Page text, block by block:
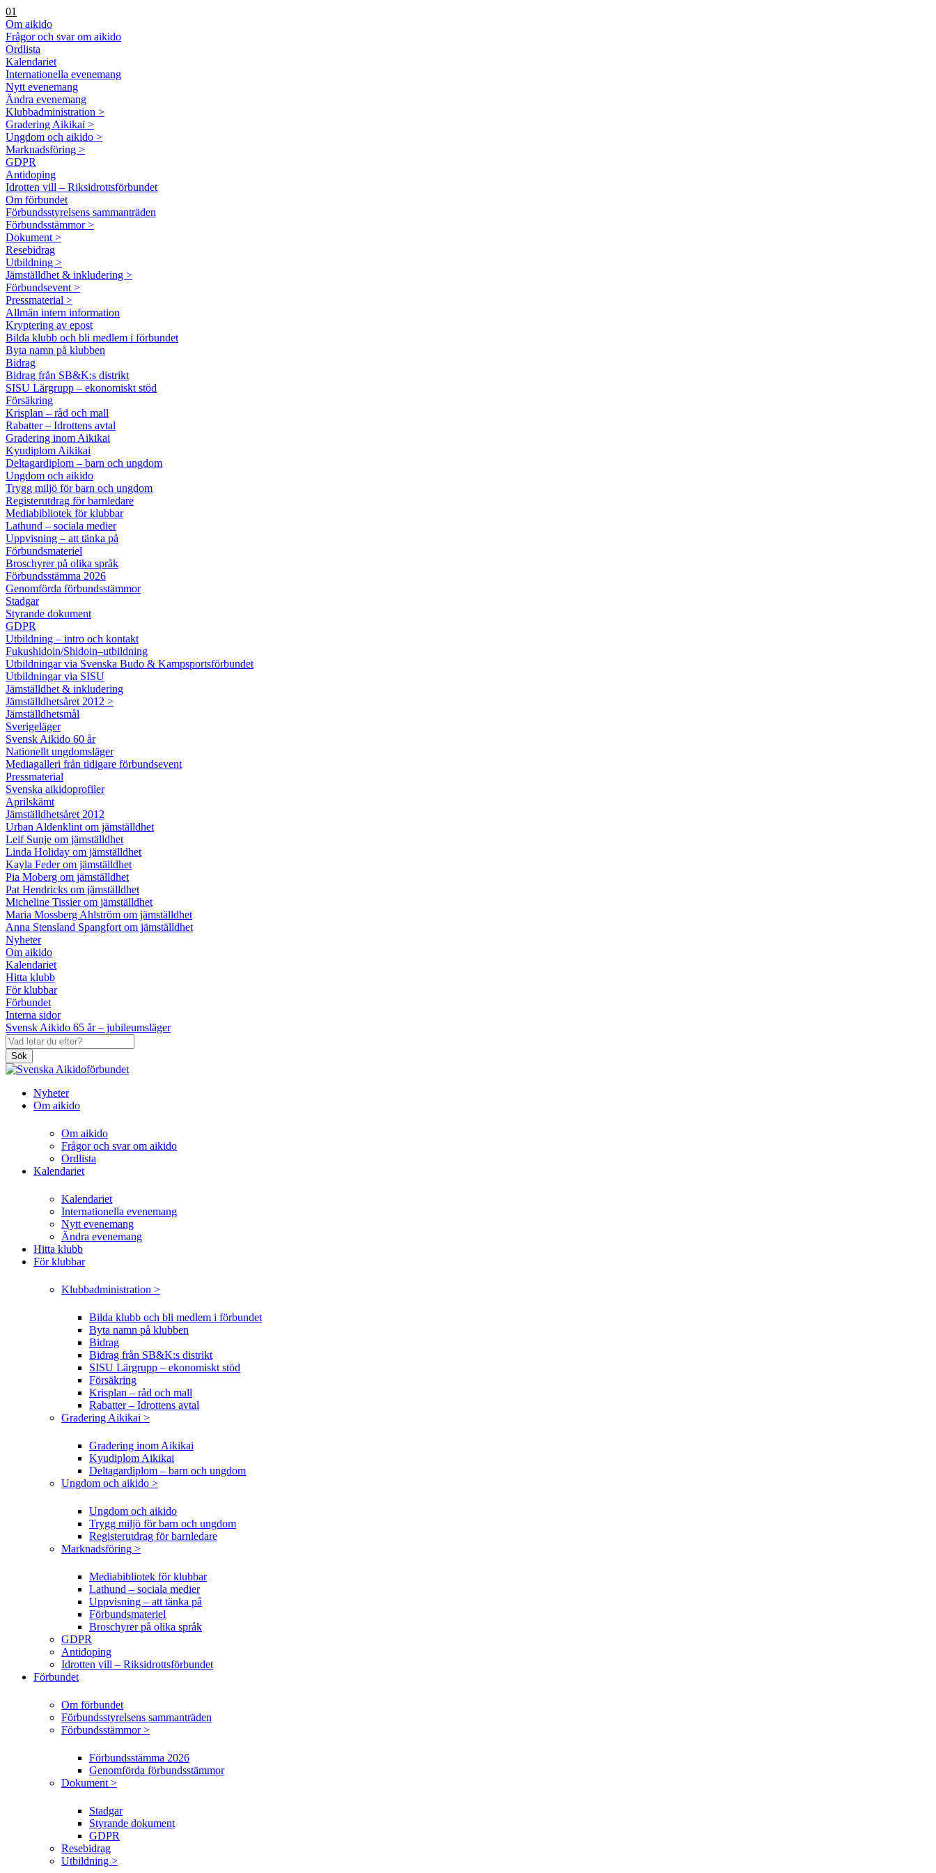
01
Om aikido
Frågor och svar om aikido
Ordlista
Kalendariet
Internationella evenemang
Nytt evenemang
Ändra evenemang
Klubbadministration >
Gradering Aikikai >
Ungdom och aikido >
Marknadsföring >
GDPR
Antidoping
Idrotten vill – Riksidrottsförbundet
Om förbundet
Förbundsstyrelsens sammanträden
Förbundsstämmor >
Dokument >
Resebidrag
Utbildning >
Jämställdhet & inkludering >
Förbundsevent >
Pressmaterial >
Allmän intern information
Kryptering av epost
Bilda klubb och bli medlem i förbundet
Byta namn på klubben
Bidrag
Bidrag från SB&K:s distrikt
SISU Lärgrupp – ekonomiskt stöd
Försäkring
Krisplan – råd och mall
Rabatter – Idrottens avtal
Gradering inom Aikikai
Kyudiplom Aikikai
Deltagardiplom – barn och ungdom
Ungdom och aikido
Trygg miljö för barn och ungdom
Registerutdrag för barnledare
Mediabibliotek för klubbar
Lathund – sociala medier
Uppvisning – att tänka på
Förbundsmateriel
Broschyrer på olika språk
Förbundsstämma 2026
Genomförda förbundsstämmor
Stadgar
Styrande dokument
GDPR
Utbildning – intro och kontakt
Fukushidoin/Shidoin–utbildning
Utbildningar via Svenska Budo & Kampsportsförbundet
Utbildningar via SISU
Jämställdhet & inkludering
Jämställdhetsåret 2012 >
Jämställdhetsmål
Sverigeläger
Svensk Aikido 60 år
Nationellt ungdomsläger
Mediagalleri från tidigare förbundsevent
Pressmaterial
Svenska aikidoprofiler
Aprilskämt
Jämställdhetsåret 2012
Urban Aldenklint om jämställdhet
Leif Sunje om jämställdhet
Linda Holiday om jämställdhet
Kayla Feder om jämställdhet
Pia Moberg om jämställdhet
Pat Hendricks om jämställdhet
Micheline Tissier om jämställdhet
Maria Mossberg Ahlström om jämställdhet
Anna Stensland Spangfort om jämställdhet
Nyheter
Om aikido
Kalendariet
Hitta klubb
För klubbar
Förbundet
Interna sidor
Svensk Aikido 65 år – jubileumsläger
Sök
Nyheter
Om aikido
Om aikido
Frågor och svar om aikido
Ordlista
Kalendariet
Kalendariet
Internationella evenemang
Nytt evenemang
Ändra evenemang
Hitta klubb
För klubbar
Klubbadministration >
Bilda klubb och bli medlem i förbundet
Byta namn på klubben
Bidrag
Bidrag från SB&K:s distrikt
SISU Lärgrupp – ekonomiskt stöd
Försäkring
Krisplan – råd och mall
Rabatter – Idrottens avtal
Gradering Aikikai >
Gradering inom Aikikai
Kyudiplom Aikikai
Deltagardiplom – barn och ungdom
Ungdom och aikido >
Ungdom och aikido
Trygg miljö för barn och ungdom
Registerutdrag för barnledare
Marknadsföring >
Mediabibliotek för klubbar
Lathund – sociala medier
Uppvisning – att tänka på
Förbundsmateriel
Broschyrer på olika språk
GDPR
Antidoping
Idrotten vill – Riksidrottsförbundet
Förbundet
Om förbundet
Förbundsstyrelsens sammanträden
Förbundsstämmor >
Förbundsstämma 2026
Genomförda förbundsstämmor
Dokument >
Stadgar
Styrande dokument
GDPR
Resebidrag
Utbildning >